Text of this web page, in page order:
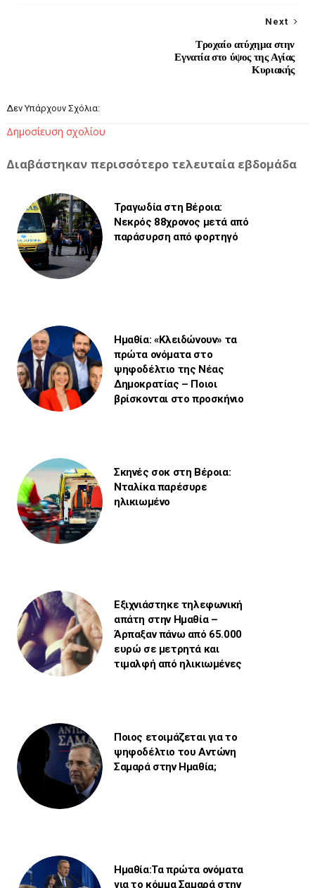
Next
Τροχαίο ατύχημα στην
Εγνατία στο ύψος της Αγίας
Κυριακής
Δεν Υπάρχουν Σχόλια:
Δημοσίευση σχολίου
Διαβάστηκαν περισσότερο τελευταία εβδομάδα
Τραγωδία στη Βέροια:
Νεκρός 88χρονος μετά από
παράσυρση από φορτηγό
Ημαθία: «Κλειδώνουν» τα
πρώτα ονόματα στο
ψηφοδέλτιο της Νέας
Δημοκρατίας – Ποιοι
βρίσκονται στο προσκήνιο
Σκηνές σοκ στη Βέροια:
Νταλίκα παρέσυρε
ηλικιωμένο
Εξιχνιάστηκε τηλεφωνική
απάτη στην Ημαθία –
Άρπαξαν πάνω από 65.000
ευρώ σε μετρητά και
τιμαλφή από ηλικιωμένες
Ποιος ετοιμάζεται για το
ψηφοδέλτιο του Αντώνη
Σαμαρά στην Ημαθία;
Ημαθία:Τα πρώτα ονόματα
για το κόμμα Σαμαρά στην